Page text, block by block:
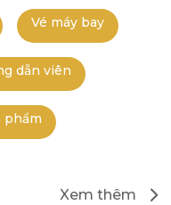
Vé máy bay
dẫn viên
phẩm
Xem thêm